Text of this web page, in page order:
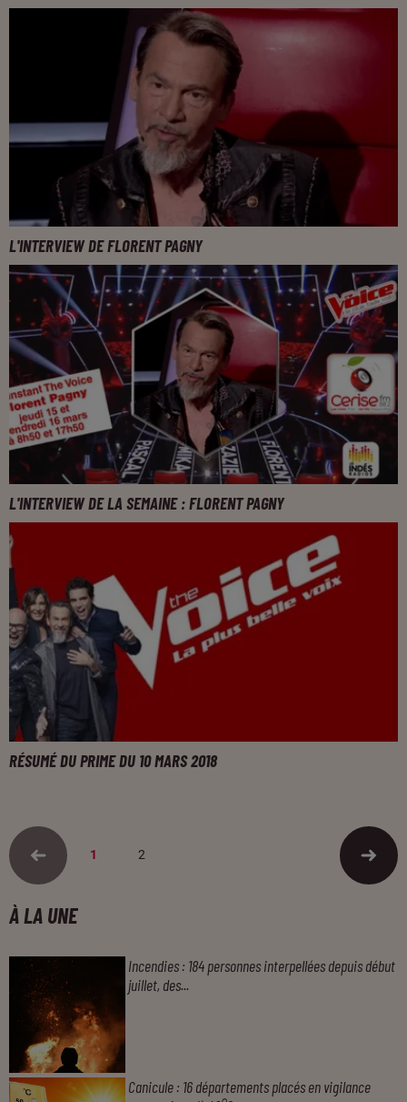
L'INTERVIEW DE FLORENT PAGNY
L'INTERVIEW DE LA SEMAINE : FLORENT PAGNY
RÉSUMÉ DU PRIME DU 10 MARS 2018
1 2
À LA UNE
Incendies : 184 personnes interpellées depuis début
juillet, des...
Canicule : 16 départements placés en vigilance